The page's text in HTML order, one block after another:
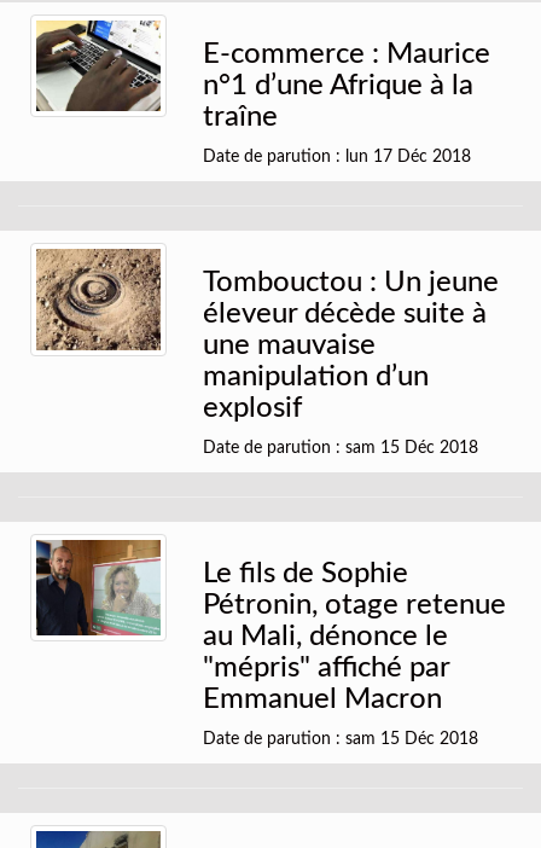
E-commerce : Maurice
n°1 d’une Afrique à la
traîne
Date de parution : lun 17 Déc 2018
Tombouctou : Un jeune
éleveur décède suite à
une mauvaise
manipulation d’un
explosif
Date de parution : sam 15 Déc 2018
Le fils de Sophie
Pétronin, otage retenue
au Mali, dénonce le
"mépris" affiché par
Emmanuel Macron
Date de parution : sam 15 Déc 2018